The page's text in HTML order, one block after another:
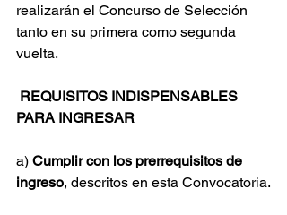
realizarán el Concurso de Selección
tanto en su primera como segunda
vuelta.
REQUISITOS INDISPENSABLES
PARA INGRESAR
a) Cumplir con los prerrequisitos de
ingreso, descritos en esta Convocatoria.